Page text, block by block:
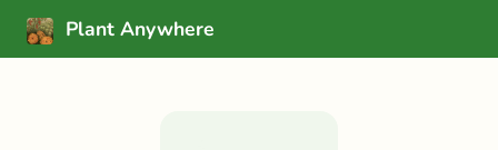
Plant Anywhere